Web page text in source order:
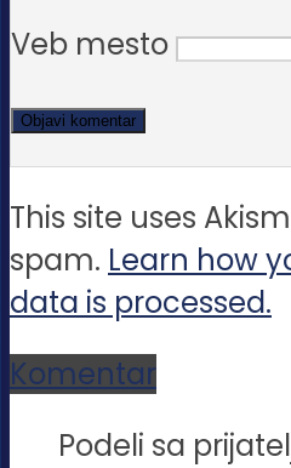
Veb mesto
This site uses
spam. Learn how
data is processed.
Komentar
Podeli sa